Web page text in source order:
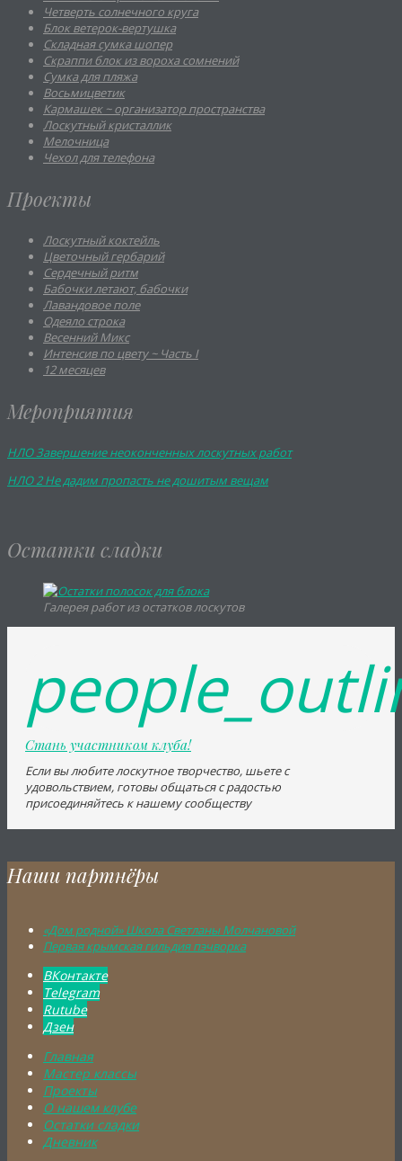
Четверть солнечного круга
Блок ветерок-вертушка
Складная сумка шопер
Скраппи блок из вороха сомнений
Cумка для пляжа
Восьмицветик
Кармашек ~ организатор пространства
Лоскутный кристаллик
Мелочница
Чехол для телефона
Проекты
Лоскутный коктейль
Цветочный гербарий
Сердечный ритм
Бабочки летают, бабочки
Лавандовое поле
Одеяло строка
Весенний Микс
Интенсив по цвету ~ Часть I
12 месяцев
Мероприятия
НЛО Завершение неоконченных лоскутных работ
НЛО 2 Не дадим пропасть не дошитым вещам
Остатки сладки
Галерея работ из остатков лоскутов
Стань участником клуба!
Если вы любите лоскутное творчество, шьете с
удовольствием, готовы общаться с радостью
присоединяйтесь к нашему сообществу
Наши партнёры
«Дом родной» Школа Светланы Молчановой
Первая крымская гильдия пэчворка
ВКонтакте
Telegram
Rutube
Дзен
Главная
Мастер классы
Проекты
О нашем клубе
Остатки сладки
Дневник